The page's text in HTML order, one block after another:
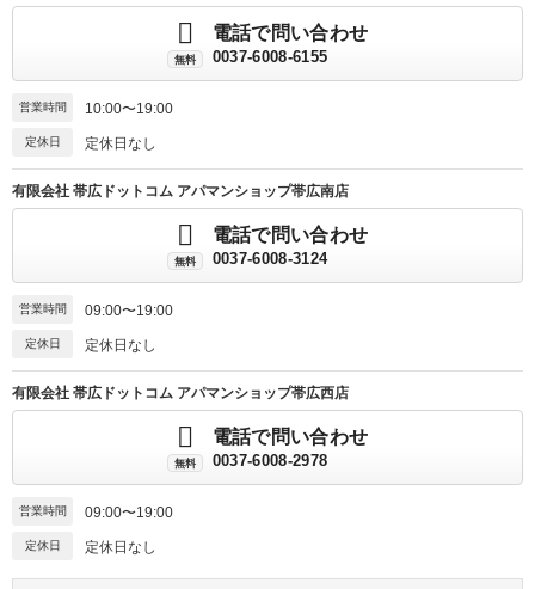
無料
電話で問い合わせ
0037-6008-6155
営業時間 10:00〜19:00
定休日 定休日なし
有限会社 帯広ドットコム アパマンショップ帯広南店
無料
電話で問い合わせ
0037-6008-3124
営業時間 09:00〜19:00
定休日 定休日なし
有限会社 帯広ドットコム アパマンショップ帯広西店
無料
電話で問い合わせ
0037-6008-2978
営業時間 09:00〜19:00
定休日 定休日なし